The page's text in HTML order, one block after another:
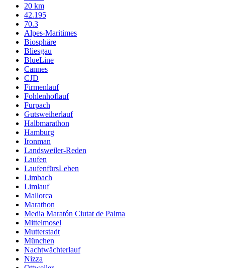
20 km
42.195
70.3
Alpes-Maritimes
Biosphäre
Bliesgau
BlueLine
Cannes
CJD
Firmenlauf
Fohlenhoflauf
Furpach
Gutsweiherlauf
Halbmarathon
Hamburg
Ironman
Landsweiler-Reden
Laufen
LaufenfürsLeben
Limbach
Limlauf
Mallorca
Marathon
Media Maratón Ciutat de Palma
Mittelmosel
Mutterstadt
München
Nachtwächterlauf
Nizza